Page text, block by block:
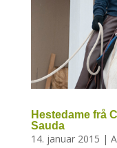
Hestedame frå
Sauda
14. januar 2015 |